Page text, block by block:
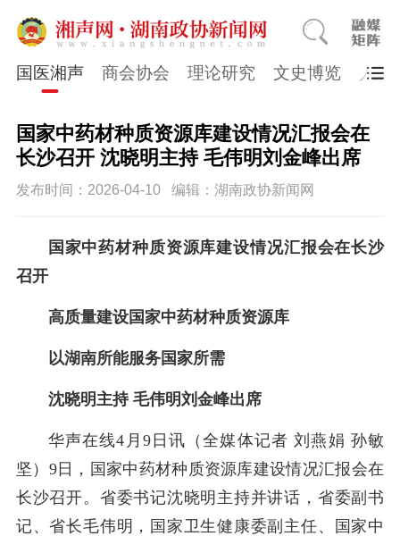
国医湘声 商会协会 理论研究 文史博览 人物
国家中药材种质资源库建设情况汇报会在
长沙召开 沈晓明主持 毛伟明刘金峰出席
发布时间：2026-04-10 编辑：湖南政协新闻网
国家中药材种质资源库建设情况汇报会在长沙
召开
高质量建设国家中药材种质资源库
以湖南所能服务国家所需
沈晓明主持 毛伟明刘金峰出席
华声在线4月9日讯（全媒体记者 刘燕娟 孙敏
坚）9日，国家中药材种质资源库建设情况汇报会在
长沙召开。省委书记沈晓明主持并讲话，省委副书
记、省长毛伟明，国家卫生健康委副主任、国家中